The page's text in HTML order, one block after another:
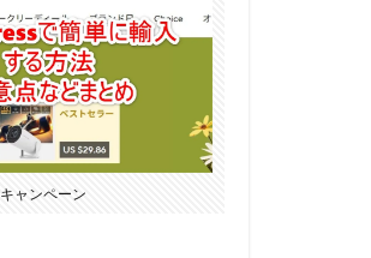
キャンペーン